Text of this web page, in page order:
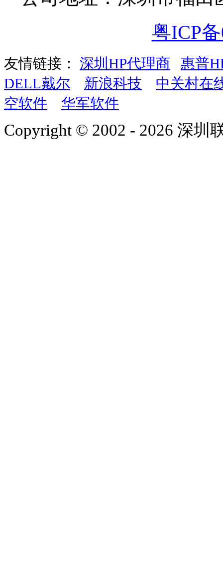
粤ICP
友情链接： 深圳HP代理商
惠普
DELL戴尔
新浪科技
中关村在
空软件
华军软件
Copyright © 2002 - 2026 深圳